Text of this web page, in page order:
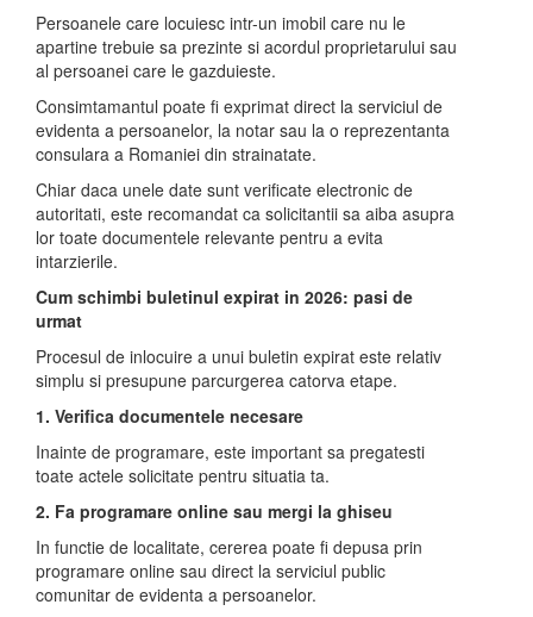
Persoanele care locuiesc intr-un imobil care nu le
apartine trebuie sa prezinte si acordul proprietarului sau
al persoanei care le gazduieste.
Consimtamantul poate fi exprimat direct la serviciul de
evidenta a persoanelor, la notar sau la o reprezentanta
consulara a Romaniei din strainatate.
Chiar daca unele date sunt verificate electronic de
autoritati, este recomandat ca solicitantii sa aiba asupra
lor toate documentele relevante pentru a evita
intarzierile.
Cum schimbi buletinul expirat in 2026: pasi de
urmat
Procesul de inlocuire a unui buletin expirat este relativ
simplu si presupune parcurgerea catorva etape.
1. Verifica documentele necesare
Inainte de programare, este important sa pregatesti
toate actele solicitate pentru situatia ta.
2. Fa programare online sau mergi la ghiseu
In functie de localitate, cererea poate fi depusa prin
programare online sau direct la serviciul public
comunitar de evidenta a persoanelor.